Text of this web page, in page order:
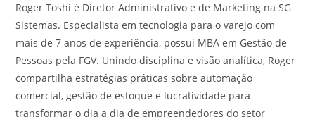
Roger Toshi é Diretor Administrativo e de Marketing na SG
Sistemas. Especialista em tecnologia para o varejo com
mais de 7 anos de experiência, possui MBA em Gestão de
Pessoas pela FGV. Unindo disciplina e visão analítica, Roger
compartilha estratégias práticas sobre automação
comercial, gestão de estoque e lucratividade para
transformar o dia a dia de empreendedores do setor